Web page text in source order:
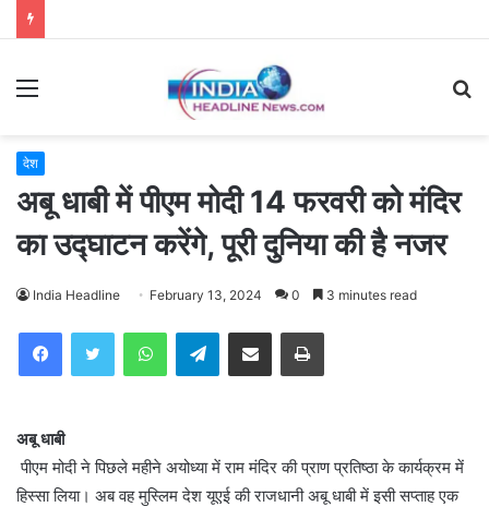
Menu
देश
अबू धाबी में पीएम मोदी 14 फरवरी को मंदिर
का उद्घाटन करेंगे, पूरी दुनिया की है नजर
India Headline February 13, 2024 0 3 minutes read
WhatsAppTelegramShare via Email Print
अबू धाबी
पीएम मोदी ने पिछले महीने अयोध्या में राम मंदिर की प्राण प्रतिष्ठा के कार्यक्रम में
हिस्सा लिया। अब वह मुस्लिम देश यूएई की राजधानी अबू धाबी में इसी सप्ताह एक